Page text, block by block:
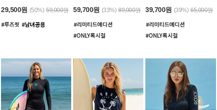
29,500원 (50%) 59,000원 59,700원 (33%) 89,000원 39,700원 (39%) 65,000원